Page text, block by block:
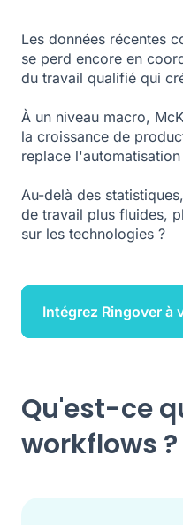
Les données récentes
se perd encore en
du travail qualifié qui
À un niveau macro,
la croissance de
replace
Au-delà des
de travail plus fluides,
sur les technologies ?
Intégrez Ringover à
Qu'est-ce
workflows ?